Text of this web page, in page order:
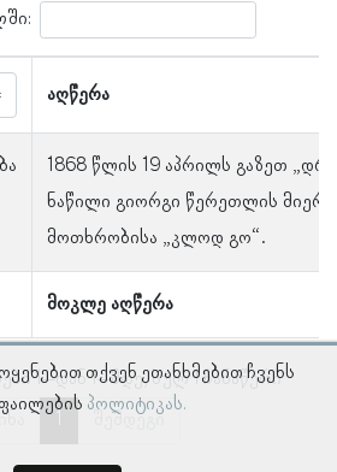
აღწერა
მოკლე აღწერა
1868 წლის 19 აპრილს გაზეთ
ნაწილი გიორგი წერეთლის მიერ
მოთხრობისა „კლოდ გო“.
1–დან 1–მდე, სულ 1 ჩანაწერი
წინა
შემდეგი
თქვენ ეთანხმებით ჩვენს
პოლიტიკას.